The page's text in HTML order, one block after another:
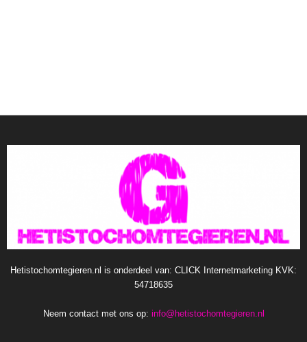
Hetistochomtegieren.nl is onderdeel van: CLICK Internetmarketing KVK:
54718635
Neem contact met ons op: info@hetistochomtegieren.nl